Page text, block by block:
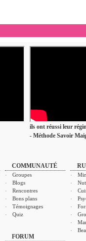
ils ont réussi leur
- Méthode Savoir
COMMUNAUTÉ
Groupes
Blogs
Rencontres
Bons plans
Témoignages
Quiz
FORUM